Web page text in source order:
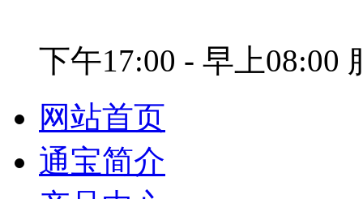
下午17:00 - 早上08:00
网站首页
通宝简介